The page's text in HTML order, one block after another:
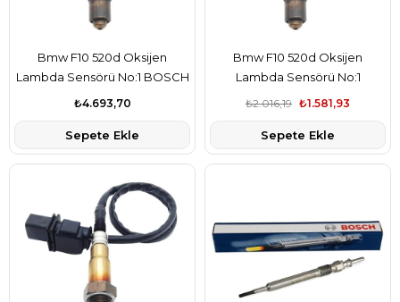
Bmw F10 520d Oksijen
Lambda Sensörü No:1 BOSCH
Marka
₺4.693,70
Sepete Ekle
Bmw F10 520d Oksijen
Lambda Sensörü No:1
₺1.581,93
₺2.016,19
Sepete Ekle